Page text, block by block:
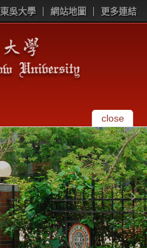
東吳大學 網站地圖 更多連結
close